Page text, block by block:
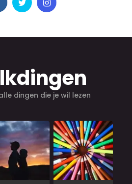
dingen die je wil lezen